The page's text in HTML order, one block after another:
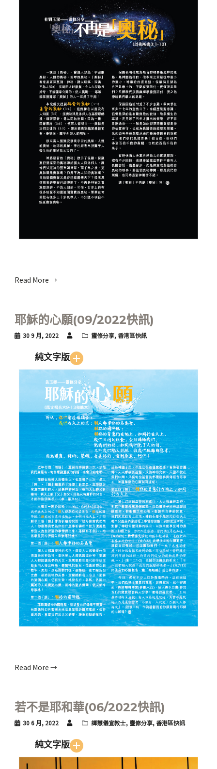
Read More →
耶穌的心願(09/2022快訊)
30 9 月, 2022 靈修分享, 香港區快訊
純文字版
Read More →
若不是耶和華(06/2022快訊)
30 6 月, 2022 譚慧儀宣教士, 靈修分享, 香港區快訊
純文字版